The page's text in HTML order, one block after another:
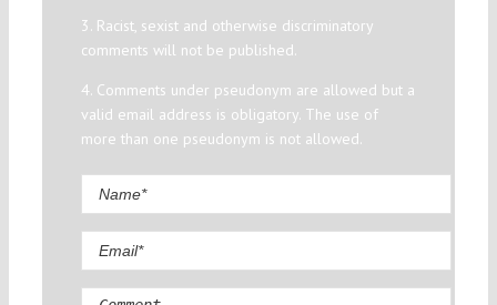
3. Racist, sexist and otherwise discriminatory
comments will not be published.
4. Comments under pseudonym are allowed but a
valid email address is obligatory. The use of
more than one pseudonym is not allowed.
Comment